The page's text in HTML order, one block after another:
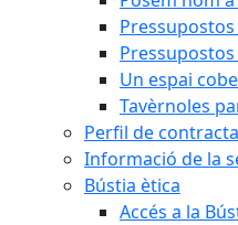
Un espai
Tavèrnoles
Perfil de
Informació de la
Bústia ètica
Accés a la